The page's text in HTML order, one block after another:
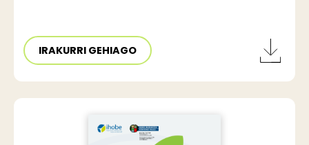
IRAKURRI GEHIAGO